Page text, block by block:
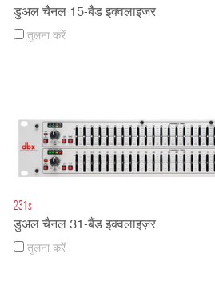
डुअल चैनल 15-बैंड इक्वलाइजर
तुलना करें
231s
डुअल चैनल 31-बैंड इक्वलाइज़र
तुलना करें